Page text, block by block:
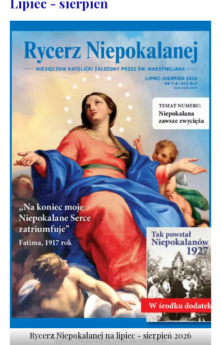
Rycerz Niepokalanej lipiec-sierpień 2026
Rycerz Niepokalanej na lipiec - sierpień 2026